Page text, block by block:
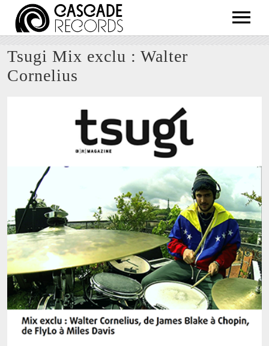
ARTISTS
RELEASES
Tsugi Mix exclu : Walter
Cornelius